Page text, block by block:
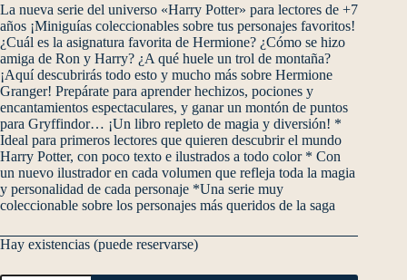
La nueva serie del universo «Harry Potter» para lectores de +7
años ¡Miniguías coleccionables sobre tus personajes favoritos!
¿Cuál es la asignatura favorita de Hermione? ¿Cómo se hizo
amiga de Ron y Harry? ¿A qué huele un trol de montaña?
¡Aquí descubrirás todo esto y mucho más sobre Hermione
Granger! Prepárate para aprender hechizos, pociones y
encantamientos espectaculares, y ganar un montón de puntos
para Gryffindor… ¡Un libro repleto de magia y diversión! *
Ideal para primeros lectores que quieren descubrir el mundo
Harry Potter, con poco texto e ilustrados a todo color * Con
un nuevo ilustrador en cada volumen que refleja toda la magia
y personalidad de cada personaje *Una serie muy
coleccionable sobre los personajes más queridos de la saga
Hay existencias (puede reservarse)